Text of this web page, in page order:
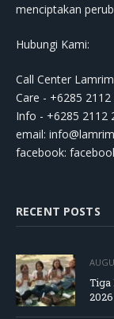
menciptakan
Hubungi Kami:
Call Center
Care - +6285 2112
Info - +6285 2112
email:
facebook:
RECENT POSTS
Tiga
2026